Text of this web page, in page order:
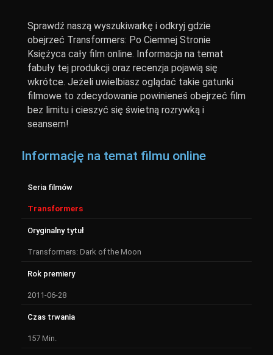
Sprawdź naszą wyszukiwarkę i odkryj gdzie
obejrzeć Transformers: Po Ciemnej Stronie
Księżyca cały film online. Informacja na temat
fabuły tej produkcji oraz recenzja pojawią się
wkrótce. Jeżeli uwielbiasz oglądać takie gatunki
filmowe to zdecydowanie powinieneś obejrzeć film
bez limitu i cieszyć się świetną rozrywką i
seansem!
Informację na temat filmu online
Seria filmów
Transformers
Oryginalny tytuł
Transformers: Dark of the Moon
Rok premiery
2011-06-28
Czas trwania
157 Min.